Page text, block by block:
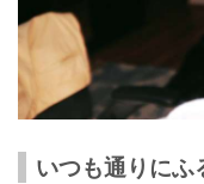
いつも通りにふ